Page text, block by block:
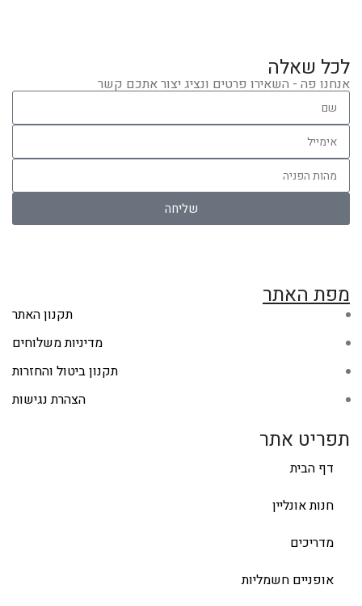
לכל שאלה
אנחנו פה - השאירו פרטים ונציג יצור אתכם קשר
שליחה
מפת האתר
תקנון האתר
מדיניות משלוחים
תקנון ביטול והחזרות
הצהרת נגישות
תפריט אתר
דף הבית
חנות אונליין
מדריכים
אופניים חשמליות